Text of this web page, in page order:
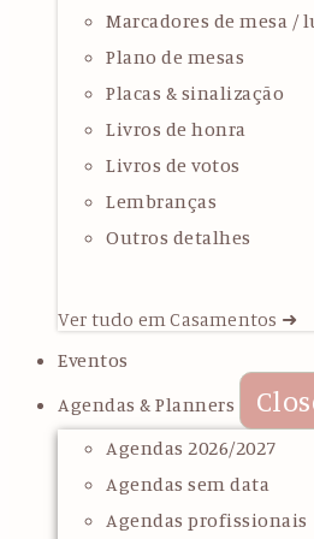
Marcadores de mesa /
Plano de mesas
Placas & sinalização
Livros de honra
Livros de votos
Lembranças
Outros detalhes
Ver tudo em Casamentos ➜
Eventos
Agendas & Planners
Agendas 2026/2027
Agendas sem data
Agendas profissionais